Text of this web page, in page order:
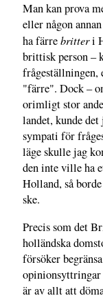
Man kan prova
eller någon
ha färrebritteri
brittisk person –
frågeställningen,
"färre". Dock –
orimligt stor
landet, kunde det
sympati för
läge skulle jag
den inte ville ha
Holland, så
ske.
Precis som det
holländska
försöker
är av allt att